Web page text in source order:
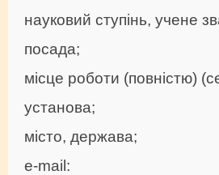
науковий ступінь, учене
посада;
місце роботи (повністю)
установа;
місто, держава;
е-mail: